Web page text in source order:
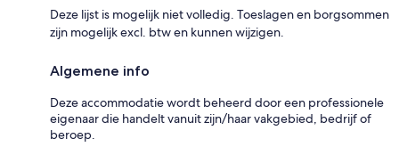
Deze lijst is mogelijk niet volledig. Toeslagen en borgsommen
zijn mogelijk excl. btw en kunnen wijzigen.
Algemene info
Deze accommodatie wordt beheerd door een professionele
eigenaar die handelt vanuit zijn/haar vakgebied, bedrijf of
beroep.